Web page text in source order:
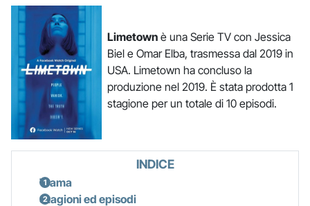
Limetownè una Serie TV con Jessica
Biel e Omar Elba, trasmessa dal 2019 in
USA. Limetown ha concluso la
produzione nel 2019. È stata prodotta 1
stagione per un totale di 10 episodi.
INDICE
Trama
Stagioni ed episodi